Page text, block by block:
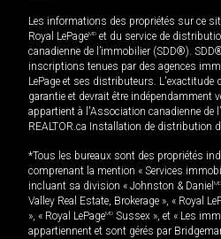
Les informations des propriétés sur ce
Royal LePageMD et du service de
canadienne de l’immobilier (SDD®).
inscriptions tenues par des agences
LePage et ses distributeurs. L'exactitude
garantie et devrait être indépendamment
appartient à l'Association canadienne de
REALTOR.ca Installation de distribution
*Tous les bureaux sont des propriétés
comprenant la mention « Services
incluant sa division « Johnston & Daniel MD
Valley Real Estate, Brokerage », « Royal
», « Royal LePageMD Sussex », et « Les
appartiennent et sont gérés par